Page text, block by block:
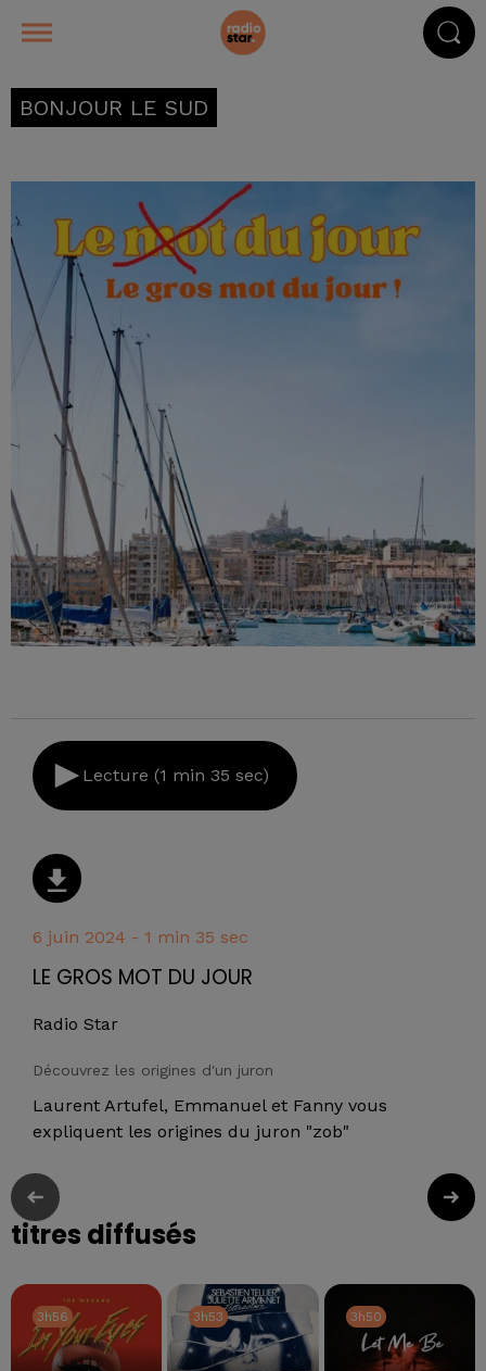
BONJOUR LE SUD
Lecture (1 min 35 sec)
6 juin 2024 - 1 min 35 sec
LE GROS MOT DU JOUR
Radio Star
Découvrez les origines d'un juron
Laurent Artufel, Emmanuel et Fanny vous
expliquent les origines du juron "zob"
titres diffusés
3h56
3h56 3h53
3h53 3h50
3h50